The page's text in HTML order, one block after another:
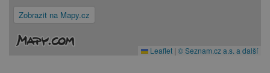
Zobrazit na Mapy.cz
Leaflet | © Seznam.cz a.s. a další